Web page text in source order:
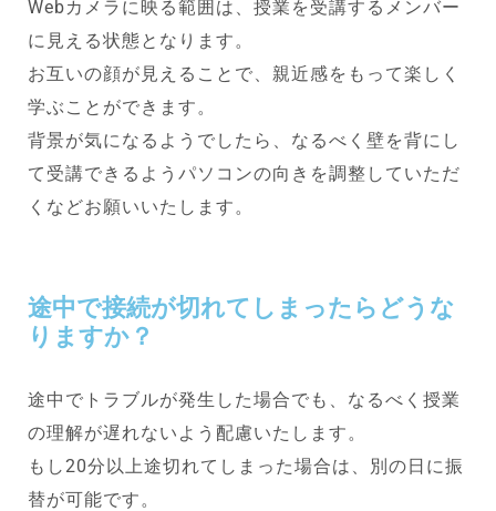
Webカメラに映る範囲は、授業を受講するメンバー
に見える状態となります。
お互いの顔が見えることで、親近感をもって楽しく
学ぶことができます。
背景が気になるようでしたら、なるべく壁を背にし
て受講できるようパソコンの向きを調整していただ
くなどお願いいたします。
途中で接続が切れてしまったらどうな
りますか？
途中でトラブルが発生した場合でも、なるべく授業
の理解が遅れないよう配慮いたします。
もし20分以上途切れてしまった場合は、別の日に振
替が可能です。